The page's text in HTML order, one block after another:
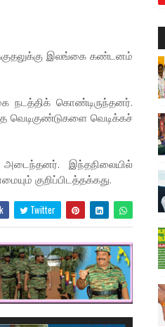
இலங்கை கண்டனம்
நடத்திக் கொண்டிருந்தனர்.
வெடிகுண்டுகளை வெடிக்கச்
அடைந்தனர். இந்தநிலையில்
குறிப்பிடத்தக்கது.
Twitter